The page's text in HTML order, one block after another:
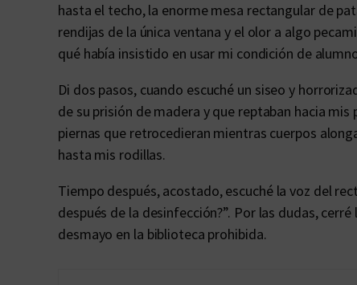
hasta el techo, la enorme mesa rectangular de
rendijas de la única ventana y el olor a algo
qué había insistido en usar mi condición de
Di dos pasos, cuando escuché un siseo y
de su prisión de madera y que reptaban hacia
piernas que retrocedieran mientras cuerpos
hasta mis rodillas.
Tiempo después, acostado, escuché la voz del
después de la desinfección?”. Por las dudas,
desmayo en la biblioteca prohibida.